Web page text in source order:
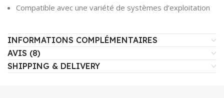
Compatible avec une variété de systèmes d’exploitation
INFORMATIONS COMPLÉMENTAIRES
AVIS (8)
SHIPPING & DELIVERY